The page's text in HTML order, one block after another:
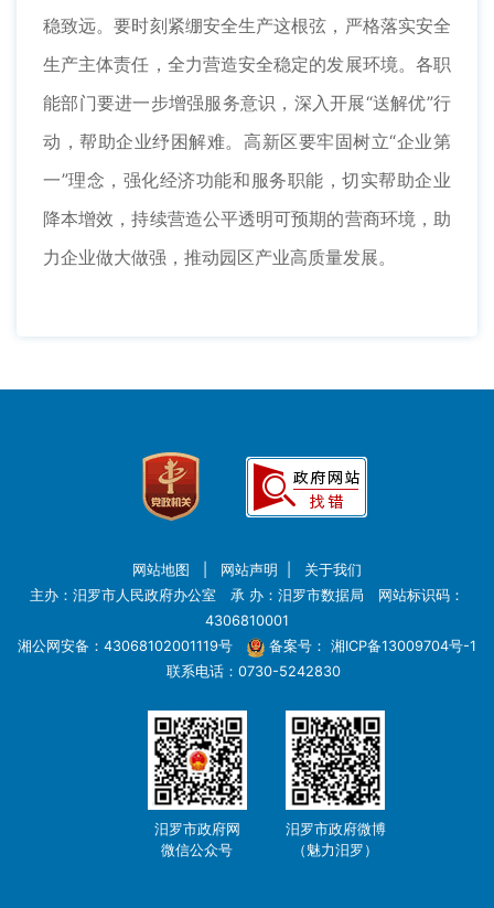
稳致远。要时刻紧绷安全生产这根弦，严格落实安全
生产主体责任，全力营造安全稳定的发展环境。各职
能部门要进一步增强服务意识，深入开展“送解优”行
动，帮助企业纾困解难。高新区要牢固树立“企业第
一”理念，强化经济功能和服务职能，切实帮助企业
降本增效，持续营造公平透明可预期的营商环境，助
力企业做大做强，推动园区产业高质量发展。
网站地图 网站声明
关于我们
主办：汨罗市人民政府办公室 承 办：汨罗市数据局 网站标识码：
4306810001
湘公网安备：43068102001119号
备案号： 湘ICP备13009704号-1
联系电话：0730-5242830
汨罗市政府网
微信公众号
汨罗市政府微博
（魅力汨罗）